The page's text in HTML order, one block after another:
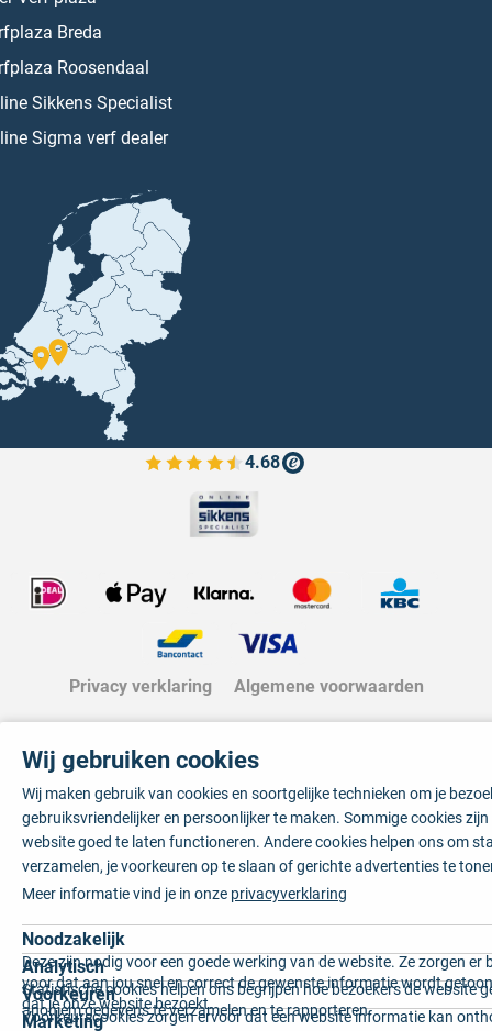
Breda
Roosendaal
Sikkens Specialist
Sigma verf dealer
4.68
Bekijk de verfplaza beoordelingen
Privacy verklaring Algemene voorwaarden
Wij gebruiken cookies
Wij maken gebruik van cookies en soortgelijke technieken om je
gebruiksvriendelijker en persoonlijker te maken. Sommige cookies
website goed te laten functioneren. Andere cookies helpen ons om
verzamelen, je voorkeuren op te slaan of gerichte advertenties te
Meer informatie vind je in onze privacyverklaring
Noodzakelijk
Deze zijn nodig voor een goede werking van de website. Ze zorgen er
voor dat aan jou snel en correct de gewenste informatie wordt
dat je onze website bezoekt.
Analytisch
Statistische cookies helpen ons begrijpen hoe bezoekers de website
anoniem gegevens te verzamelen en te rapporteren.
Voorkeuren
Voorkeurscookies zorgen ervoor dat een website informatie kan
Marketing